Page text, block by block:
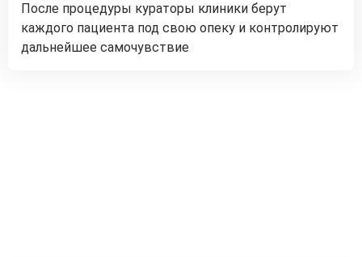
После процедуры кураторы клиники берут
каждого пациента под свою опеку и контролируют
дальнейшее самочувствие